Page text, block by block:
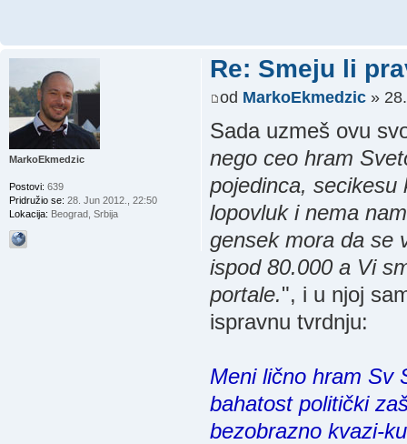
Re: Smeju li
od MarkoEkmedzic»
Sada uzmeš ovu
nego ceo hram
pojedinca, secikesu
lopovluk i nema
gensek mora da se
ispod 80.000 a Vi
portale.", i u njoj
ispravnu tvrdnju:
Meni lično hram Sv
bahatost politički
bezobrazno kvazi-
MarkoEkmedzic
Postovi: 639
Pridružio se: 28. Jun 2012., 22:50
Lokacija: Beograd, Srbija